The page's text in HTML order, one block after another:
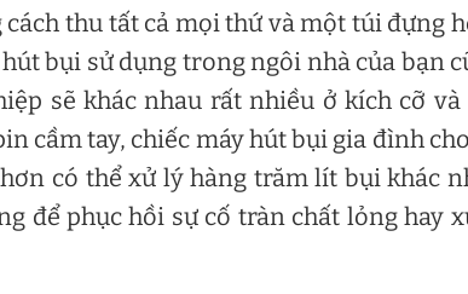
cách thu tất cả mọi thứ và một túi đựng
bụi sử dụng trong ngôi nhà của bạn
sẽ khác nhau rất nhiều ở kích cỡ và
cầm tay, chiếc máy hút bụi gia đình
có thể xử lý hàng trăm lít bụi khác
để phục hồi sự cố tràn chất lỏng hay